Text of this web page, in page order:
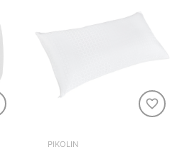
favorite_border
PIKOLIN